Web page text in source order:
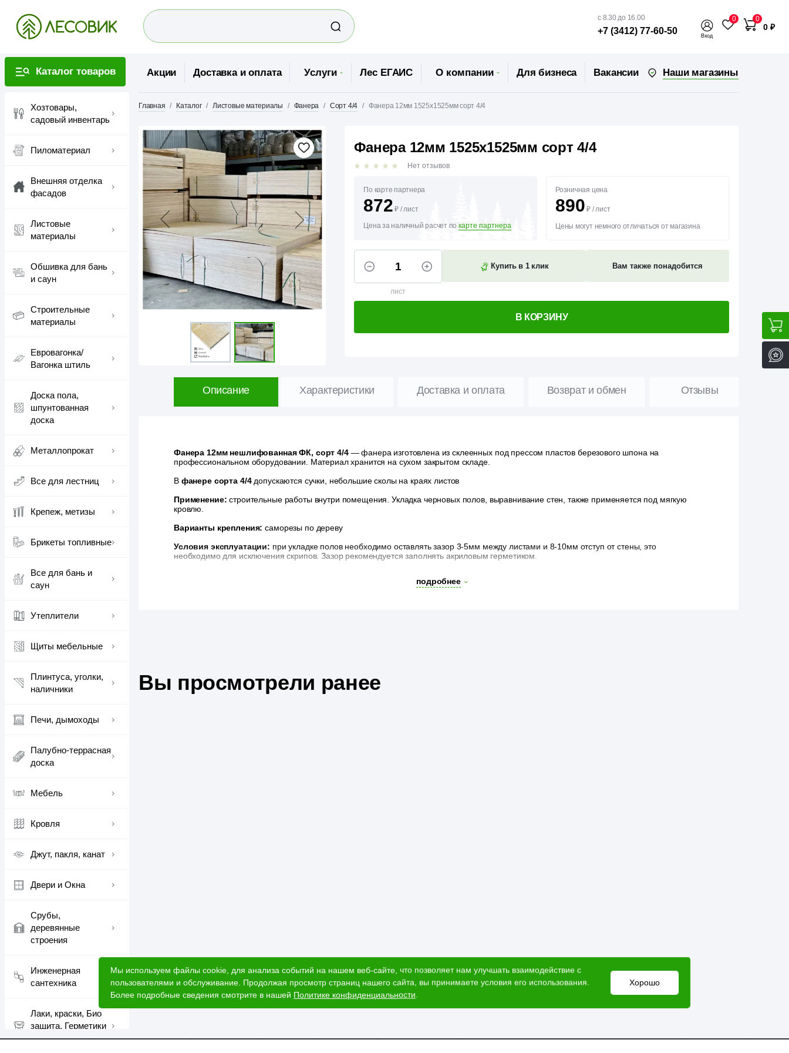
с 8.30 до 16.00
+7 (3412) 77-60-50 Вход
0 0
0 ₽
Каталог товаров
Хозтовары,
садовый инвентарь
Пиломатериал
Внешняя отделка
фасадов
Листовые
материалы
Обшивка для бань
и саун
Строительные
материалы
Евровагонка/
Вагонка штиль
Доска пола,
шпунтованная
доска
Металлопрокат
Все для лестниц
Крепеж, метизы
Брикеты топливные
Все для бань и
саун
Утеплители
Щиты мебельные
Плинтуса, уголки,
наличники
Печи, дымоходы
Палубно-террасная
доска
Мебель
Кровля
Джут, пакля, канат
Двери и Окна
Срубы,
деревянные
строения
Инженерная
сантехника
Лаки, краски, Био
защита, Герметики
шовные
Акции Доставка и оплата Услуги Лес ЕГАИС О компании Для бизнеса Вакансии Наши магазины
Главная Каталог Листовые материалы Фанера Сорт 4/4 Фанера 12мм 1525х1525мм сорт 4/4
Фанера 12мм 1525х1525мм сорт 4/4
Нет отзывов
По карте партнера
872 ₽ /лист
Цена за наличный расчет по карте партнера
Розничная цена
890 ₽ /лист
Цены могут немного отличаться от магазина
лист
Купить в 1 клик Вам также понадобится
В КОРЗИНУ
Описание Характеристики Доставка и оплата Возврат и обмен Отзывы
Фанера 12мм нешлифованная ФК, сорт 4/4— фанера изготовлена из склеенных под прессом пластов березового шпона на
профессиональном оборудовании. Материал хранится на сухом закрытом складе.
В фанере сорта 4/4допускаются сучки, небольшие сколы на краях листов
Применение: строительные работы внутри помещения. Укладка черновых полов, выравнивание стен, также применяется под мягкую
кровлю.
Варианты крепления: саморезы по дереву
Условия эксплуатации: при укладке полов необходимо оставлять зазор 3-5мм между листами и 8-10мм отступ от стены, это
необходимо для исключения скрипов. Зазор рекомендуется заполнять акриловым герметиком.
подробнее
Вы просмотрели ранее
Мы используем файлы cookie, для анализа событий на нашем веб-сайте, что позволяет нам улучшать взаимодействие с
пользователями и обслуживание. Продолжая просмотр страниц нашего сайта, вы принимаете условия его использования.
Более подробные сведения смотрите в нашей Политике конфиденциальности.
Хорошо